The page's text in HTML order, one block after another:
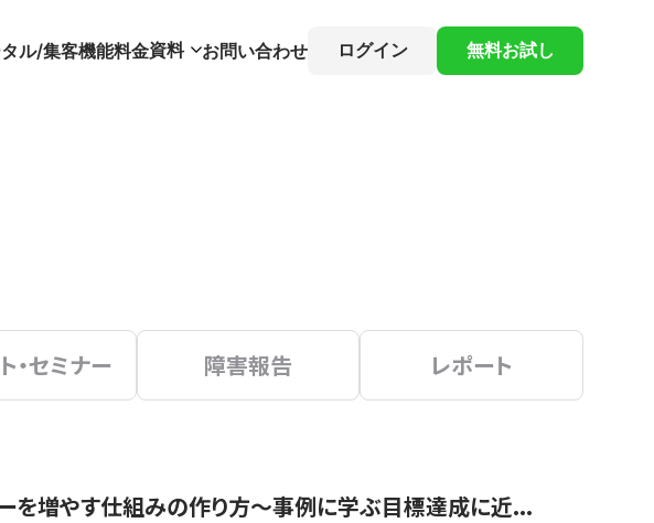
ル/集客機能料金資料 お問い合わせ ログイン 無料お試し
・セミナー 障害報告 レポート
ーを増やす仕組みの作り方〜事例に学ぶ目標達成に近...